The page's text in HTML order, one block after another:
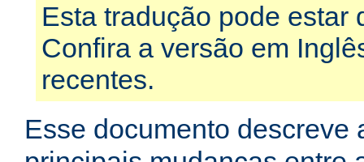
Esta tradução pode estar
Confira a versão em
recentes.
Esse documento descreve